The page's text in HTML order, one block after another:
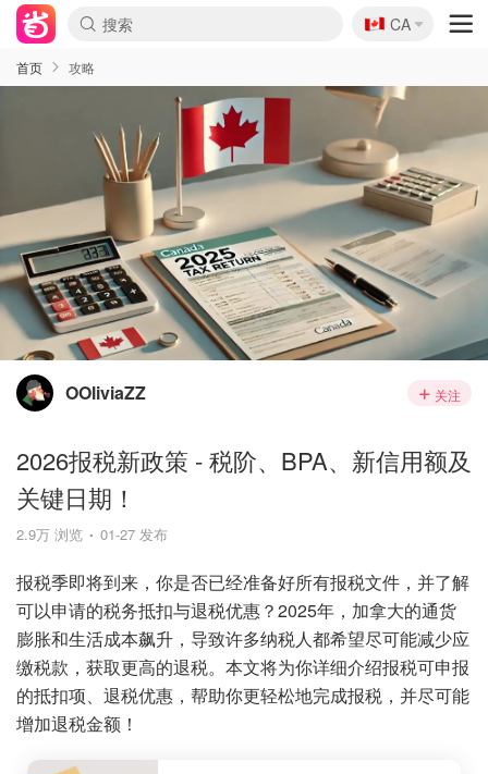
🇨🇦
CA
首页 攻略
OOliviaZZ 关注
2026报税新政策 - 税阶、BPA、新信用额及
关键日期！
2.9万 浏览 01-27 发布
报税季即将到来，你是否已经准备好所有报税文件，并了解
可以申请的税务抵扣与退税优惠？2025年，加拿大的通货
膨胀和生活成本飙升，导致许多纳税人都希望尽可能减少应
缴税款，获取更高的退税。本文将为你详细介绍报税可申报
的抵扣项、退税优惠，帮助你更轻松地完成报税，并尽可能
增加退税金额！